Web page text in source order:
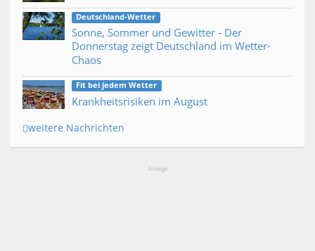
Deutschland-Wetter
Sonne, Sommer und Gewitter - Der
Donnerstag zeigt Deutschland im Wetter-
Chaos
Fit bei jedem Wetter
Krankheitsrisiken im August
weitere Nachrichten
Anzeige